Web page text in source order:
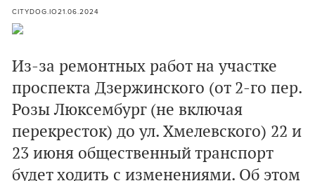
CITYDOG.IO21.06.2024
Из-за ремонтных работ на участке
проспекта Дзержинского (от 2-го пер.
Розы Люксембург (не включая
перекресток) до ул. Хмелевского) 22 и
23 июня общественный транспорт
будет ходить с изменениями. Об этом